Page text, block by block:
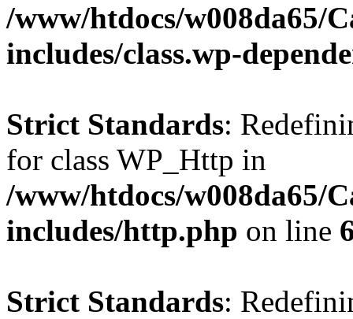
/www/htdocs/w008da65/
includes/class.wp-
Strict Standards:
for class WP_Http in
/www/htdocs/w008da65/
includes/http.php on line
Strict Standards: